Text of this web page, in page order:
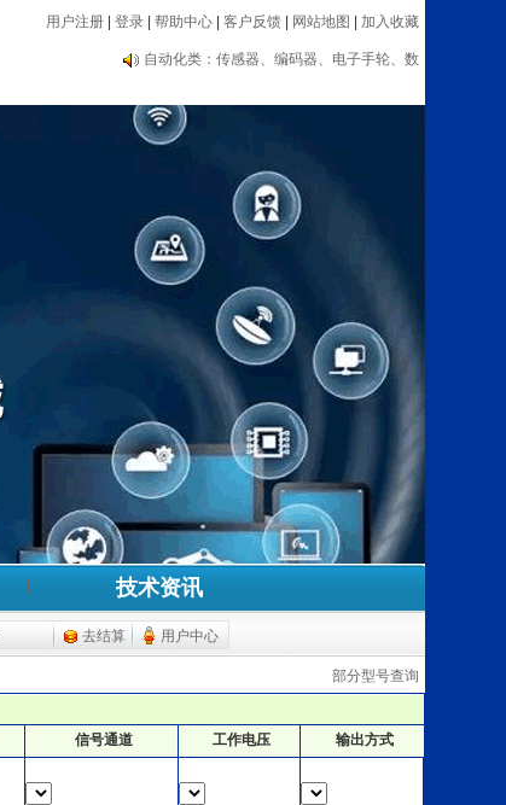
用户注册 登录 帮助中心 客户反馈 网站地图 加入收藏
编码器大品牌推荐：海德汉、内密控、欧姆
龙、光洋等
自动化类：传感器、编码器、电子手轮、数
龙、光洋等
自动化类：传感器、编码器、电子手轮、数
显表、测速器等设备
技术资讯
去结算 用户中心
部分型号查询
信号通道 工作电压 输出方式